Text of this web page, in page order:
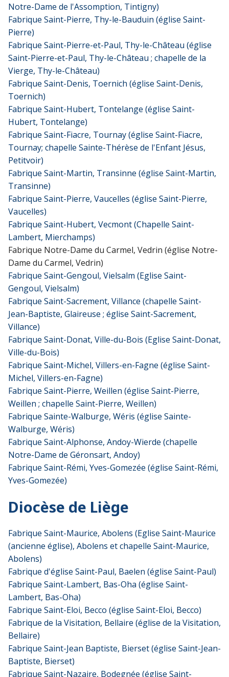
Notre-Dame de l'Assomption, Tintigny)
Fabrique Saint-Pierre, Thy-le-Bauduin (église Saint-
Pierre)
Fabrique Saint-Pierre-et-Paul, Thy-le-Château (église
Saint-Pierre-et-Paul, Thy-le-Château ; chapelle de la
Vierge, Thy-le-Château)
Fabrique Saint-Denis, Toernich (église Saint-Denis,
Toernich)
Fabrique Saint-Hubert, Tontelange (église Saint-
Hubert, Tontelange)
Fabrique Saint-Fiacre, Tournay (église Saint-Fiacre,
Tournay; chapelle Sainte-Thérèse de l'Enfant Jésus,
Petitvoir)
Fabrique Saint-Martin, Transinne (église Saint-Martin,
Transinne)
Fabrique Saint-Pierre, Vaucelles (église Saint-Pierre,
Vaucelles)
Fabrique Saint-Hubert, Vecmont (Chapelle Saint-
Lambert, Mierchamps)
Fabrique Notre-Dame du Carmel, Vedrin (église Notre-
Dame du Carmel, Vedrin)
Fabrique Saint-Gengoul, Vielsalm (Eglise Saint-
Gengoul, Vielsalm)
Fabrique Saint-Sacrement, Villance (chapelle Saint-
Jean-Baptiste, Glaireuse ; église Saint-Sacrement,
Villance)
Fabrique Saint-Donat, Ville-du-Bois (Eglise Saint-Donat,
Ville-du-Bois)
Fabrique Saint-Michel, Villers-en-Fagne (église Saint-
Michel, Villers-en-Fagne)
Fabrique Saint-Pierre, Weillen (église Saint-Pierre,
Weillen ; chapelle Saint-Pierre, Weillen)
Fabrique Sainte-Walburge, Wéris (église Sainte-
Walburge, Wéris)
Fabrique Saint-Alphonse, Andoy-Wierde (chapelle
Notre-Dame de Géronsart, Andoy)
Fabrique Saint-Rémi, Yves-Gomezée (église Saint-Rémi,
Yves-Gomezée)
Diocèse de Liège
Fabrique Saint-Maurice, Abolens (Eglise Saint-Maurice
(ancienne église), Abolens et chapelle Saint-Maurice,
Abolens)
Fabrique d'église Saint-Paul, Baelen (église Saint-Paul)
Fabrique Saint-Lambert, Bas-Oha (église Saint-
Lambert, Bas-Oha)
Fabrique Saint-Eloi, Becco (église Saint-Eloi, Becco)
Fabrique de la Visitation, Bellaire (église de la Visitation,
Bellaire)
Fabrique Saint-Jean Baptiste, Bierset (église Saint-Jean-
Baptiste, Bierset)
Fabrique Saint-Nazaire, Bodegnée (église Saint-